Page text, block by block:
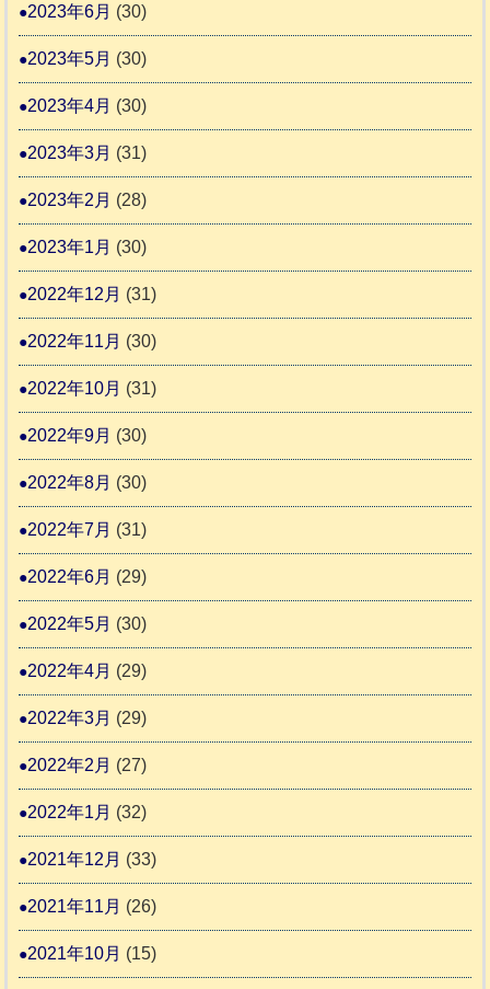
2023年6月 (30)
2023年5月 (30)
2023年4月 (30)
2023年3月 (31)
2023年2月 (28)
2023年1月 (30)
2022年12月 (31)
2022年11月 (30)
2022年10月 (31)
2022年9月 (30)
2022年8月 (30)
2022年7月 (31)
2022年6月 (29)
2022年5月 (30)
2022年4月 (29)
2022年3月 (29)
2022年2月 (27)
2022年1月 (32)
2021年12月 (33)
2021年11月 (26)
2021年10月 (15)